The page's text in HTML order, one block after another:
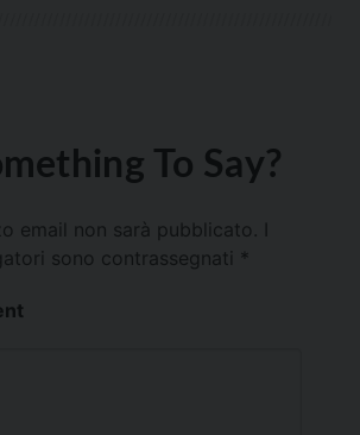
To Say?
email non sarà pubblicato.
sono contrassegnati *